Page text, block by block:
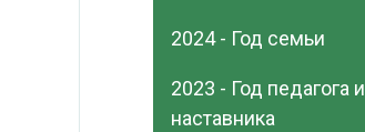
2024 - Год семьи
2023 - Год педагога и
наставника